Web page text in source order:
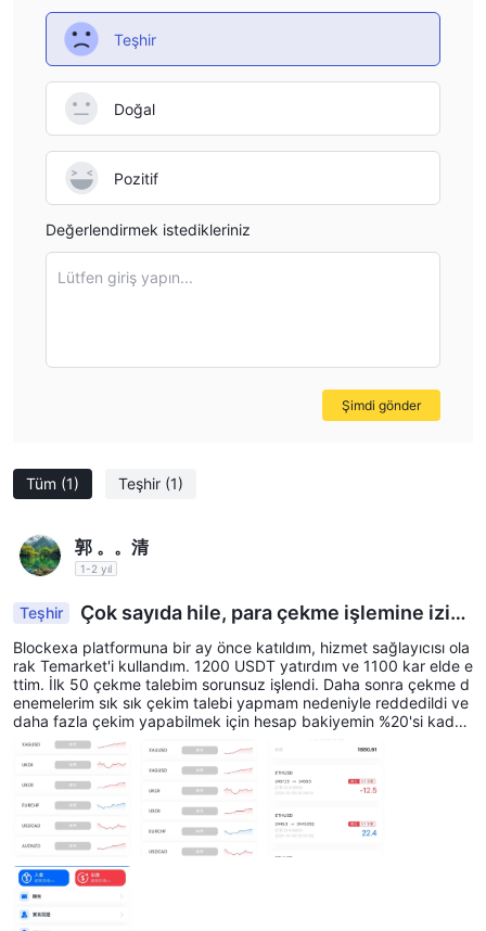
Tüm (1) Teşhir (1)
郭 。。清
1-2 yıl
Teşhir
Çok sayıda hile, para çekme işlemine izin
verilmez.
Blockexa platformuna bir ay önce katıldım, hizmet sağlayıcısı ola
rak Temarket'i kullandım. 1200 USDT yatırdım ve 1100 kar elde e
ttim. İlk 50 çekme talebim sorunsuz işlendi. Daha sonra çekme d
enemelerim sık sık çekim talebi yapmam nedeniyle reddedildi ve
daha fazla çekim yapabilmek için hesap bakiyemin %20'si kadar
bir güvenlik depozitosu ödemem istendi. Ana paramı nasıl geri al
abileceğim konusunda birisi bana tavsiye verebilir mi? Teşekkür
ederim.🙏
Teşhir
Doğal
Pozitif
Değerlendirmek istedikleriniz
Lütfen giriş yapın...
Şimdi gönder